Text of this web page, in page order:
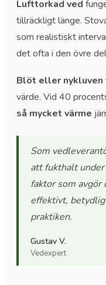
Lufttorkad ved
tillräckligt länge.
som realistiskt
det ofta i den övre
Blöt eller nykluven
värde. Vid 40
så mycket värme
Som
att fukthalt
faktor som avgör
effektivt,
praktiken.
Gustav V.
Vedexpert